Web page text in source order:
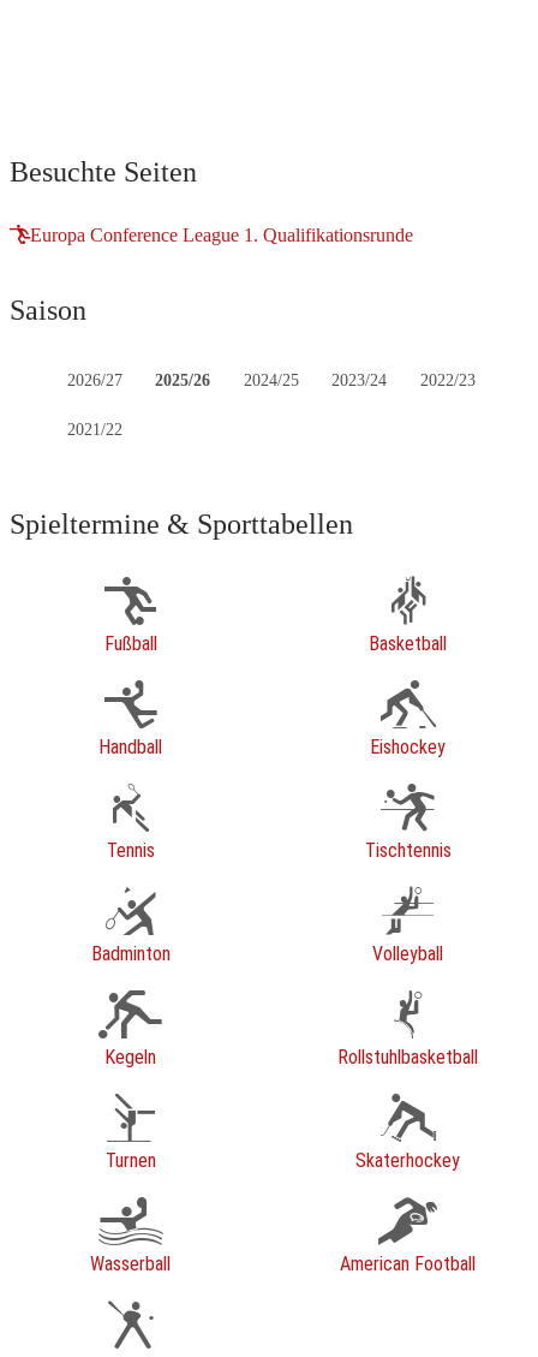
Besuchte Seiten
Europa Conference League 1. Qualifikationsrunde
Saison
2026/27 2025/26 2024/25 2023/24 2022/23
2021/22
Spieltermine & Sporttabellen
Fußball Basketball
Handball Eishockey
Tennis Tischtennis
Badminton Volleyball
Kegeln Rollstuhlbasketball
Turnen Skaterhockey
Wasserball American Football